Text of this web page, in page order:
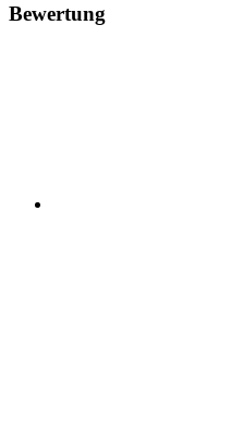
Bewertung